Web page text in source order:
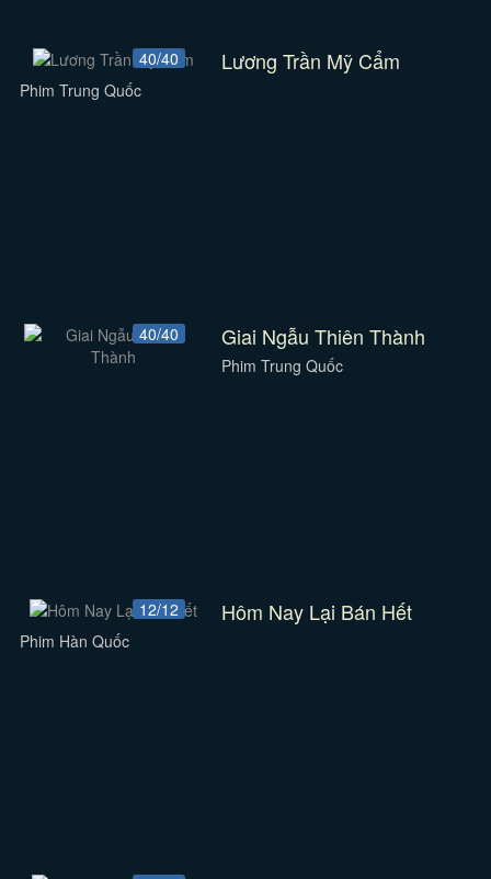
40/40 Lương Trần Mỹ Cẩm
Phim Trung Quốc
40/40 Giai Ngẫu Thiên Thành
Phim Trung Quốc
12/12 Hôm Nay Lại Bán Hết
Phim Hàn Quốc